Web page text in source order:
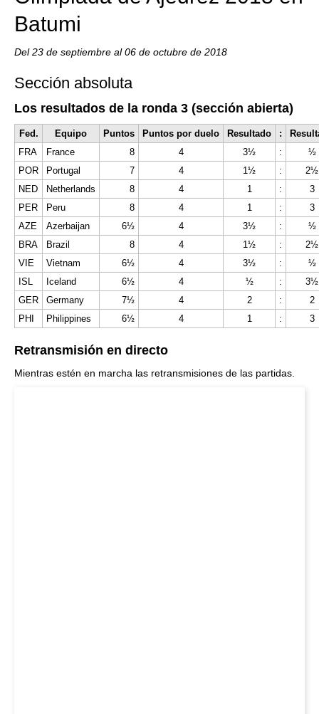
Batumi
Del 23 de septiembre al 06 de octubre de 2018
Sección absoluta
Los resultados de la ronda 3 (sección abierta)
Fed. Equipo Puntos Puntos por duelo Resultado :
FRA
France 8 4 3½ :
½
POR
Portugal 7 4 1½ :
2½
NED
Netherlands 8 4 1 :
3
PER
Peru 8 4 1 :
3
AZE
Azerbaijan 6½ 4 3½ :
½
BRA
Brazil 8 4 1½ :
2½
VIE
Vietnam 6½ 4 3½ :
½
ISL
Iceland 6½ 4 ½ :
3½
GER
Germany 7½ 4 2 :
2
PHI
Philippines 6½ 4 1 : 3
Retransmisión en directo
Mientras estén en marcha las retransmisiones de las partidas.